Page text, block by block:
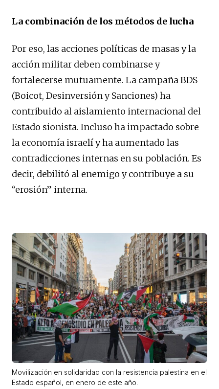
La combinación de los métodos de lucha
Por eso, las acciones políticas de masas y la
acción militar deben combinarse y
fortalecerse mutuamente. La campaña BDS
(Boicot, Desinversión y Sanciones) ha
contribuido al aislamiento internacional del
Estado sionista. Incluso ha impactado sobre
la economía israelí y ha aumentado las
contradicciones internas en su población. Es
decir, debilitó al enemigo y contribuye a su
“erosión” interna.
Movilización en solidaridad con la resistencia palestina en el
Estado español, en enero de este año.